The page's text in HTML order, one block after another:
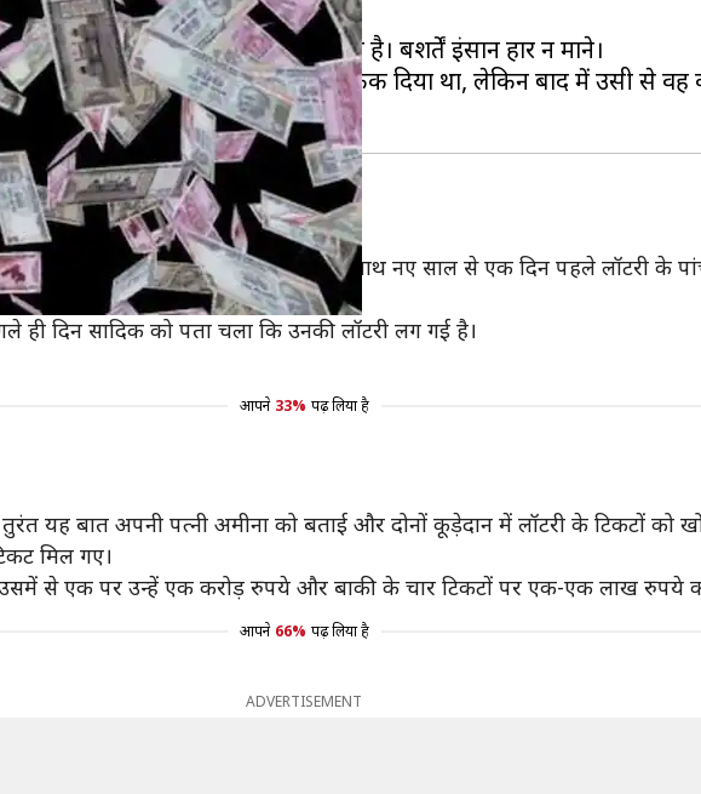
की किस्मत रातों-रात बदल जाती है। बशर्तें इंसान हार न माने।
ने अपना लॉटरी का टिकट कूड़े में फेंक दिया था, लेकिन बाद में उसी से वह
सादिक नामक शख्स ने अपनी पत्नी के साथ नए साल से एक दिन पहले लॉटरी के
इनाम नहीं निकला।
दिन सादिक को पता चला कि उनकी लॉटरी लग गई है।
आपने 33% पढ़ लिया है
यह बात अपनी पत्नी अमीना को बताई और दोनों कूड़ेदान में लॉटरी के टिकटों को
मिल गए।
से एक पर उन्हें एक करोड़ रुपये और बाकी के चार टिकटों पर एक-एक लाख रुपये
आपने 66% पढ़ लिया है
ADVERTISEMENT